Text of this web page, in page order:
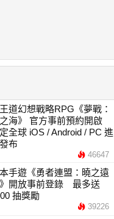
道幻想戰略RPG《夢戰：
海》 官方事前預約開啟
全球 iOS / Android / PC 進
布
46647
手遊《勇者連盟：曉之遠
開放事前登錄 最多送
抽獎勵
39226